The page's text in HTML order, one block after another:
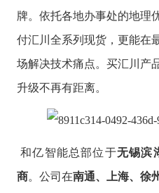
牌。依托各地办事处的地理
付汇川全系列现货，更能在
场解决技术痛点。买汇川 产
升级不再有距离。
和亿智能总部位于无锡滨
商。公司在南通、上海、徐